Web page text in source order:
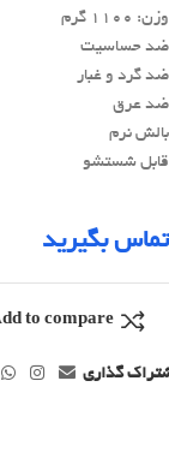
وزن: 1100 گرم
ضد حساسیت
ضد گرد و غبار
ضد عرق
بالش نرم
قابل شستشو
تماس بگیرید
to compare
گذاری